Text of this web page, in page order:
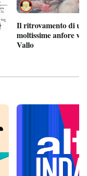
Il ritrovamento di
moltissime anfore
Vallo